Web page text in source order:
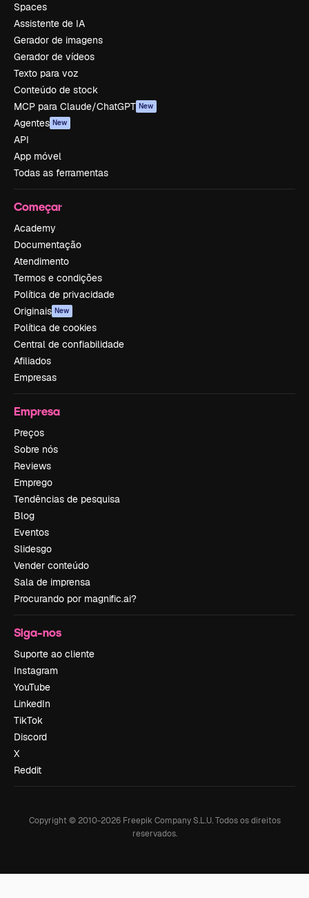
Spaces
Assistente de IA
Gerador de imagens
Gerador de vídeos
Texto para voz
Conteúdo de stock
MCP para Claude/ChatGPT New
Agentes New
API
App móvel
Todas as ferramentas
Começar
Academy
Documentação
Atendimento
Termos e condições
Política de privacidade
Originais New
Política de cookies
Central de confiabilidade
Afiliados
Empresas
Empresa
Preços
Sobre nós
Reviews
Emprego
Tendências de pesquisa
Blog
Eventos
Slidesgo
Vender conteúdo
Sala de imprensa
Procurando por magnific.ai?
Siga-nos
Suporte ao cliente
Instagram
YouTube
LinkedIn
TikTok
Discord
X
Reddit
Copyright © 2010-2026Freepik Company S.L.U. Todos os direitos
reservados.